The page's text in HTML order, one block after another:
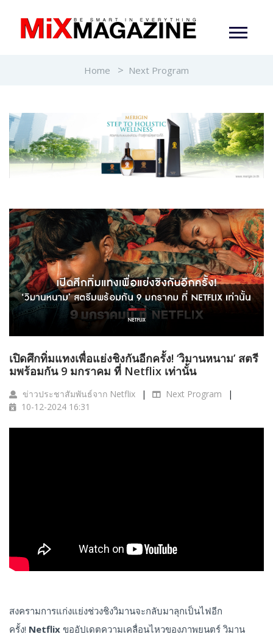
Home Next Program
เปิดศึกทิ่มแทงเพื่อแย่งชิงกันอีกครั้ง! ‘วิมานหนาม’ สตรี
มพร้อมกัน 9 มกราคม ที่ Netflix เท่านั้น
ข่าวประชาสัมพันธ์จาก Netflix
Next Program
10-12-2024 16:31
สงครามการแก่งแย่งช่วงชิงวิมานจะกลับมาลุกเป็นไฟอีก
ครั้ง! Netflix ขออัปเดตความเคลื่อนไหวของภาพยนตร์ วิมาน